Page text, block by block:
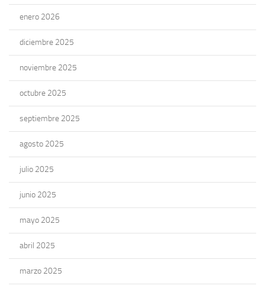
enero 2026
diciembre 2025
noviembre 2025
octubre 2025
septiembre 2025
agosto 2025
julio 2025
junio 2025
mayo 2025
abril 2025
marzo 2025